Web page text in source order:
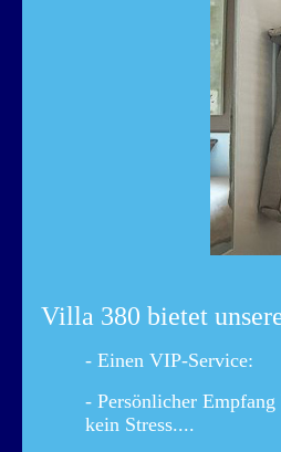
Villa 380 bietet
- Einen VIP-Service:
- Persönlicher
kein Stress....